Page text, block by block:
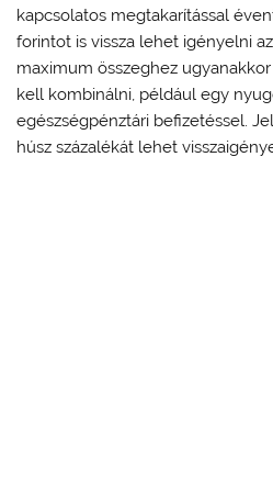
kapcsolatos megtakarítással
forintot is vissza lehet igényelni
maximum összeghez
kell kombinálni, például egy
egészségpénztári befizetéssel.
húsz százalékát lehet